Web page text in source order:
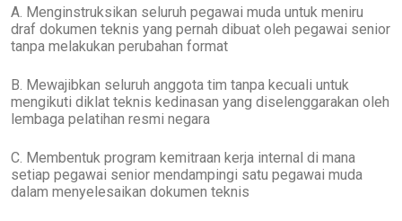
A. Menginstruksikan seluruh pegawai muda untuk meniru
draf dokumen teknis yang pernah dibuat oleh pegawai senior
tanpa melakukan perubahan format
B. Mewajibkan seluruh anggota tim tanpa kecuali untuk
mengikuti diklat teknis kedinasan yang diselenggarakan oleh
lembaga pelatihan resmi negara
C. Membentuk program kemitraan kerja internal di mana
setiap pegawai senior mendampingi satu pegawai muda
dalam menyelesaikan dokumen teknis